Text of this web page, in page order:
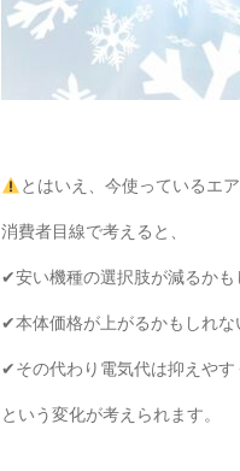
とはいえ、今使っているエ
消費者目線で考えると、
✔︎安い機種の選択肢が減るかも
✔︎本体価格が上がるかもしれな
✔︎その代わり電気代は抑えやす
という変化が考えられます。